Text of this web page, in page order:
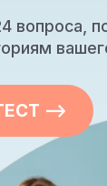
вопроса,
—>